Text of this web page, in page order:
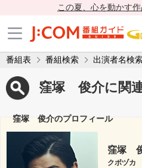
この夏、心を動かす
番組表 番組検索 出演者名検
窪塚 俊介に関
窪塚 俊介のプロフィール
窪塚
クボヅカ